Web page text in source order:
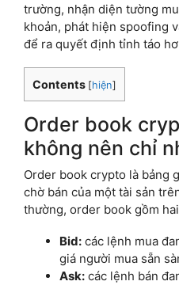
trường, nhận diện tường
khoản, phát hiện spoofing
để ra quyết định tỉnh táo
Contents [hiện]
Order book
không nên chỉ
Order book crypto là bảng
chờ bán của một tài sản
thường, order book gồm
Bid: các lệnh mua
giá người mua sẵn
Ask: các lệnh bán